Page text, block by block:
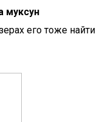
муксун
его тоже найти